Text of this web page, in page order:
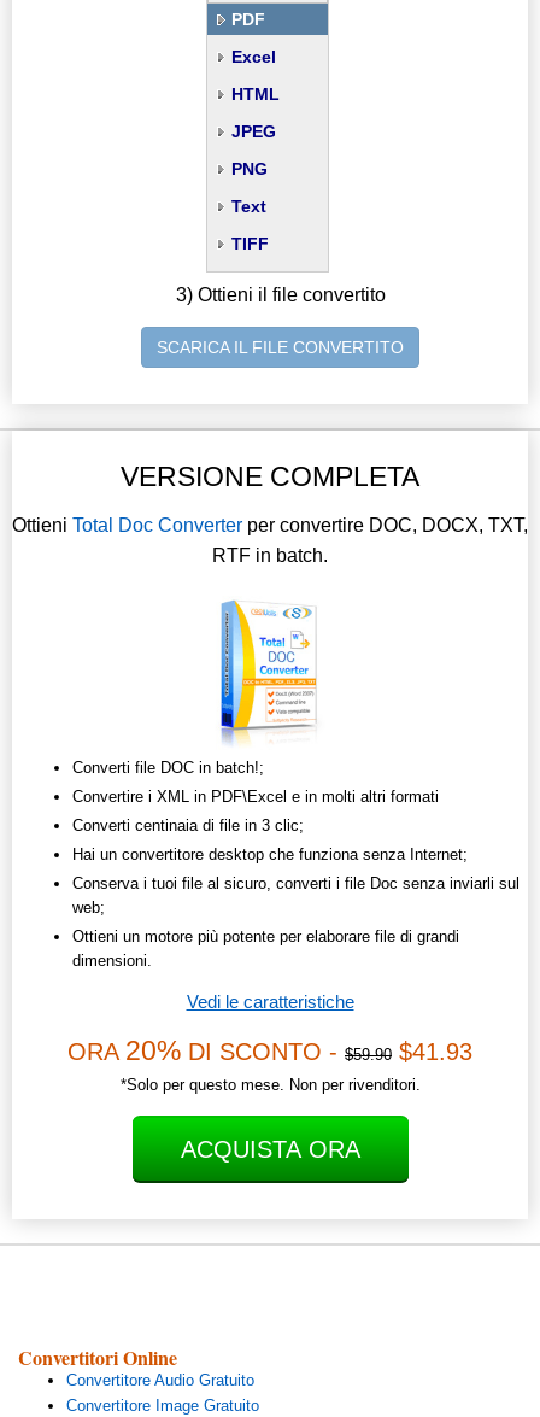
PDF
Excel
HTML
JPEG
PNG
Text
TIFF
3) Ottieni il file convertito
SCARICA IL FILE CONVERTITO
VERSIONE COMPLETA
Ottieni Total Doc Converter per convertire DOC, DOCX, TXT,
RTF in batch.
Converti file DOC in batch!;
Convertire i XML in PDF\Excel e in molti altri formati
Converti centinaia di file in 3 clic;
Hai un convertitore desktop che funziona senza Internet;
Conserva i tuoi file al sicuro, converti i file Doc senza inviarli sul
web;
Ottieni un motore più potente per elaborare file di grandi
dimensioni.
Vedi le caratteristiche
ORA 20% DI SCONTO - $59.90 $41.93
*Solo per questo mese. Non per rivenditori.
ACQUISTA ORA
Convertitori Online
Convertitore Audio Gratuito
Convertitore Image Gratuito